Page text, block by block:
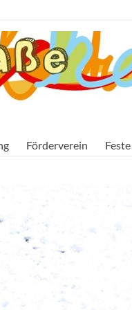
Förderverein